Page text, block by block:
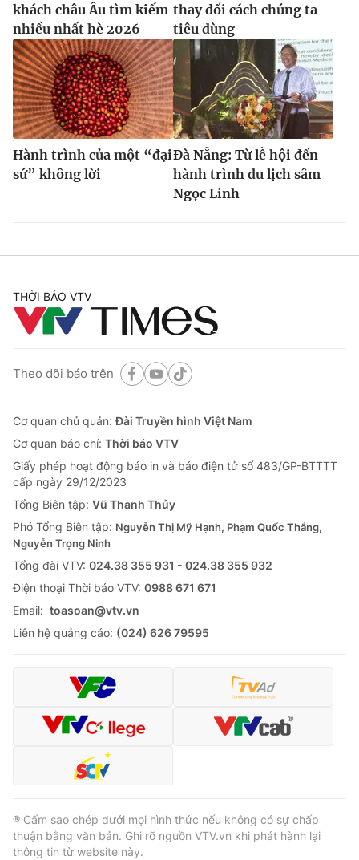
khách châu Âu tìm kiếm
nhiều nhất hè 2026
thay đổi cách chúng ta
tiêu dùng
Hành trình của một “đại
sứ” không lời
Đà Nẵng: Từ lễ hội đến
hành trình du lịch sâm
Ngọc Linh
THỜI BÁO VTV
Theo dõi báo trên
Cơ quan chủ quản:Đài Truyền hình Việt Nam
Cơ quan báo chí: Thời báo VTV
Giấy phép hoạt động báo in và báo điện tử số 483/GP-BTTTT
cấp ngày 29/12/2023
Tổng Biên tập: Vũ Thanh Thủy
Phó Tổng Biên tập: Nguyễn Thị Mỹ Hạnh, Phạm Quốc Thắng,
Nguyễn Trọng Ninh
Tổng đài VTV: 024.38 355 931 - 024.38 355 932
Ðiện thoại Thời báo VTV: 0988 671 671
Email: toasoan@vtv.vn
Liên hệ quảng cáo: (024) 626 79595
® Cấm sao chép dưới mọi hình thức nếu không có sự chấp
thuận bằng văn bản. Ghi rõ nguồn VTV.vn khi phát hành lại
thông tin từ website này.